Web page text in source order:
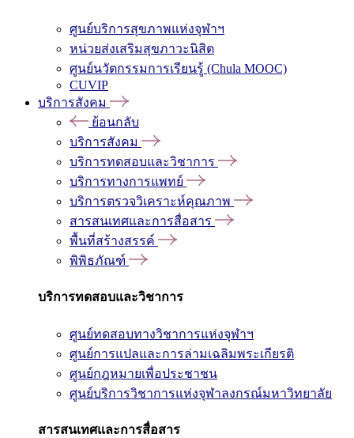
ศูนย์บริการสุขภาพแห่งจุฬาฯ
หน่วยส่งเสริมสุขภาวะนิสิต
ศูนย์นวัตกรรมการเรียนรู้ (Chula MOOC)
CUVIP
บริการสังคม
ย้อนกลับ
บริการสังคม
บริการทดสอบและวิชาการ
บริการทางการแพทย์
บริการตรวจวิเคราะห์คุณภาพ
สารสนเทศและการสื่อสาร
พื้นที่สร้างสรรค์
พิพิธภัณฑ์
บริการทดสอบและวิชาการ
ศูนย์ทดสอบทางวิชาการแห่งจุฬาฯ
ศูนย์การแปลและการล่ามเฉลิมพระเกียรติ
ศูนย์กฎหมายเพื่อประชาชน
ศูนย์บริการวิชาการแห่งจุฬาลงกรณ์มหาวิทยาลัย
สารสนเทศและการสื่อสาร